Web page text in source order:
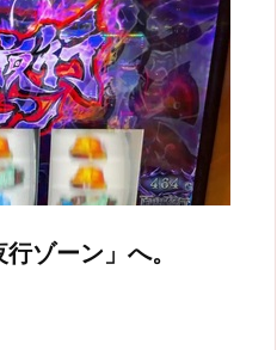
ゾーン」へ。